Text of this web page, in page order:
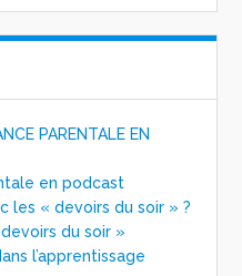
PARENTALE EN
en podcast
les « devoirs du soir » ?
du soir »
l’apprentissage